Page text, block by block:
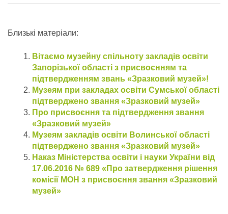
Близькі матеріали:
Вітаємо музейну спільноту закладів освіти
Запорізької області з присвоєнням та
підтвердженням звань «Зразковий музей»!
Музеям при закладах освіти Сумської області
підтверджено звання «Зразковий музей»
Про присвоєння та підтвердження звання
«Зразковий музей»
Музеям закладів освіти Волинської області
підтверджено звання «Зразковий музей»
Наказ Міністерства освіти і науки України від
17.06.2016 № 689 «Про затвердження рішення
комісії МОН з присвоєння звання «Зразковий
музей»